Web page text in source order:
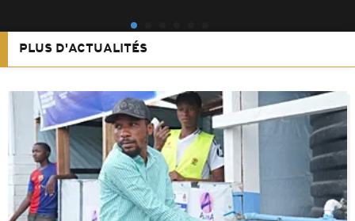
PLUS D'ACTUALITÉS